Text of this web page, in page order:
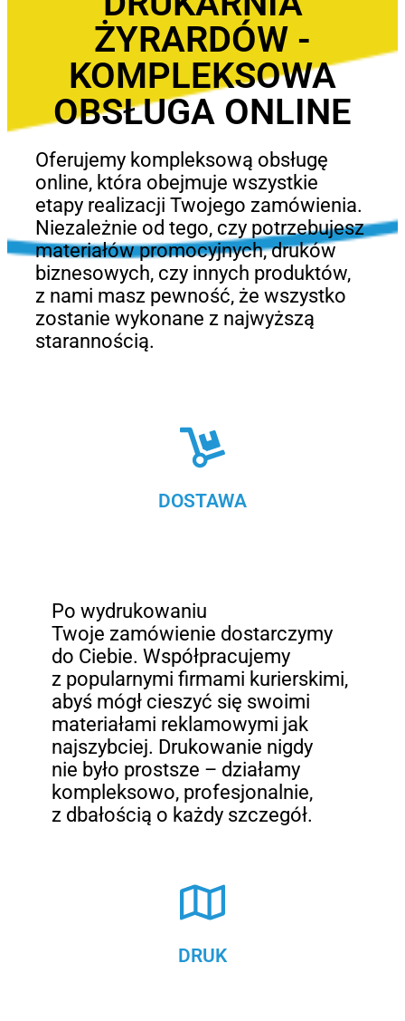
ŻYRARDÓW -
KOMPLEKSOWA
OBSŁUGA ONLINE
Oferujemy kompleksową obsługę
online, która obejmuje wszystkie
etapy realizacji Twojego zamówienia.
Niezależnie od tego, czy potrzebujesz
materiałów promocyjnych, druków
biznesowych, czy innych produktów,
z nami masz pewność, że wszystko
zostanie wykonane z najwyższą
starannością.
DRUK
DOSTAWA
Po wydrukowaniu
Twoje zamówienie dostarczymy
do Ciebie. Współpracujemy
z popularnymi firmami kurierskimi,
abyś mógł cieszyć się swoimi
materiałami reklamowymi jak
najszybciej. Drukowanie nigdy
nie było prostsze – działamy
kompleksowo, profesjonalnie,
z dbałością o każdy szczegół.